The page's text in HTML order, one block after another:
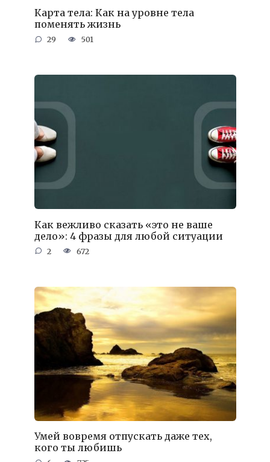
Карта тела: Как на уровне тела
поменять жизнь
29 501
Как вежливо сказать «это не ваше
дело»: 4 фразы для любой ситуации
2 672
Умей вовремя отпускать даже тех,
кого ты любишь